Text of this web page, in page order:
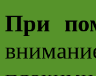
При